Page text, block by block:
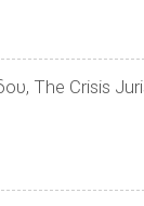
The Crisis